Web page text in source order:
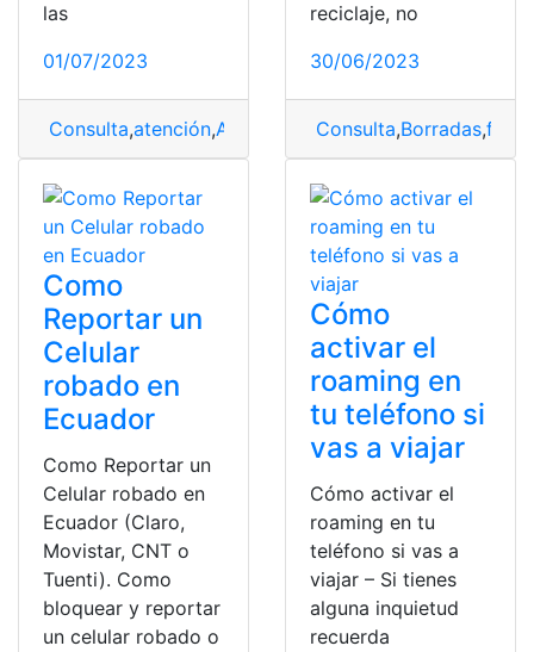
las
01/07/2023
Consulta,atención,Atención al cliente,personal,
reciclaje, no
30/06/2023
Consulta,Borradas,fotos
Como
Reportar un
Celular
robado en
Ecuador
Como Reportar un
Celular robado en
Ecuador (Claro,
Movistar, CNT o
Tuenti). Como
bloquear y reportar
un celular robado o
Cómo
activar el
roaming en
tu teléfono si
vas a viajar
Cómo activar el
roaming en tu
teléfono si vas a
viajar – Si tienes
alguna inquietud
recuerda